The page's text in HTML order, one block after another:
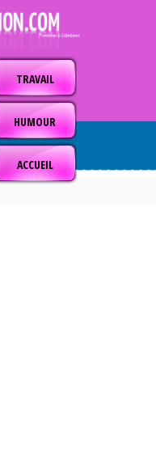
TRAVAIL
HUMOUR
ACCUEIL